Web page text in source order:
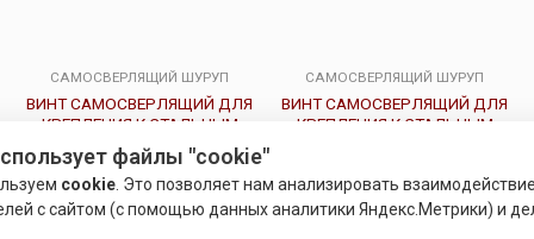
САМОСВЕРЛЯЩИЙ ШУРУП
ВИНТ САМОСВЕРЛЯЩИЙ ДЛЯ
КРЕПЛЕНИЯ К СТАЛЬНЫМ
ПРОФИЛЯМ
Оценка
0
из
Подробнее
САМОСВЕРЛЯЩИЙ ШУРУП
ВИНТ САМОСВЕРЛЯЩИЙ ДЛЯ
КРЕПЛЕНИЯ К СТАЛЬНЫМ
Оценка
0
из
Подробнее
файлы "cookie"
cookie . Это позволяет нам анализировать
с сайтом (с помощью данных аналитики Яндекс.Метрики) и